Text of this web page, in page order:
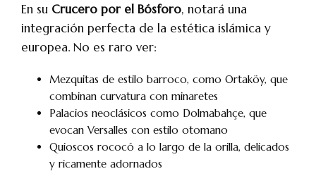
En su Crucero por el Bósforo, notará una
integración perfecta de la estética islámica y
europea. No es raro ver:
Mezquitas de estilo barroco, como Ortaköy, que
combinan curvatura con minaretes
Palacios neoclásicos como Dolmabahçe, que
evocan Versalles con estilo otomano
Quioscos rococó a lo largo de la orilla, delicados
y ricamente adornados